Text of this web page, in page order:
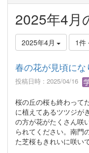
2025年4月
2025年4月 1件
春の花が見頃にな
投稿日時 : 2025/04/16
桜の丘の桜も終わって
に植えてあるツツジが
の方が花がたくさん咲
られてください。南門
た芝桜もきれいに咲い